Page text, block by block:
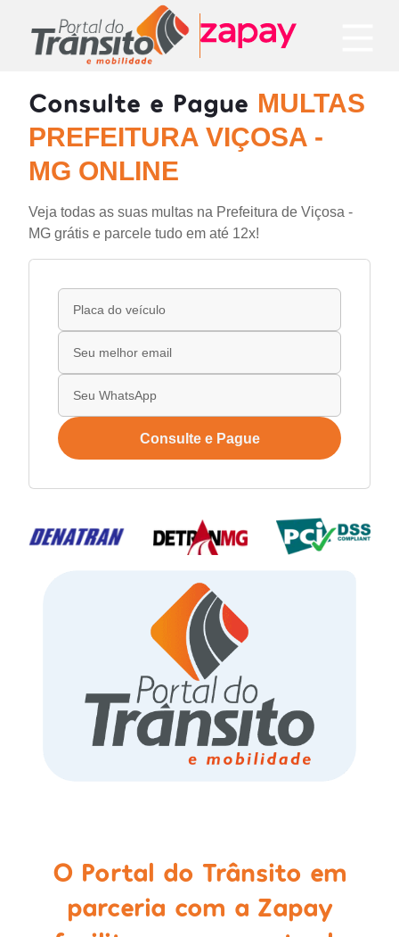
Consulte e Pague MULTAS
PREFEITURA VIÇOSA -
MG ONLINE
Veja todas as suas multas na Prefeitura de Viçosa -
MG grátis e parcele tudo em até 12x!
Consulte e Pague
O Portal do Trânsito em
parceria com a Zapay